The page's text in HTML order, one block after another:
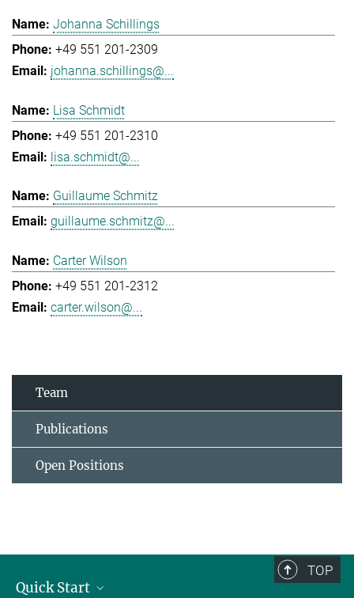
Johanna Schillings
+49 551 201-2309
johanna.schillings@...
Lisa Schmidt
+49 551 201-2310
lisa.schmidt@...
Guillaume Schmitz
guillaume.schmitz@...
Carter Wilson
+49 551 201-2312
carter.wilson@...
Team
Publications
Open Positions
TOP
Quick Start